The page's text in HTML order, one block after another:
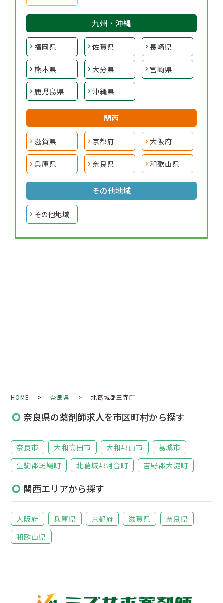
九州・沖縄
福岡県 佐賀県 長崎県
熊本県 大分県 宮崎県
鹿児島県 沖縄県
関西
滋賀県 京都府 大阪府
兵庫県 奈良県 和歌山県
その他地域
その他地域
HOME >奈良県 > 北葛城郡王寺町
奈良県の薬剤師求人を市区町村から探す
奈良市 大和高田市 大和郡山市
葛城市
生駒郡斑鳩町
北葛城郡河合町 吉野郡大淀町
関西エリアから探す
大阪府 兵庫県 京都府 滋賀県
奈良県
和歌山県